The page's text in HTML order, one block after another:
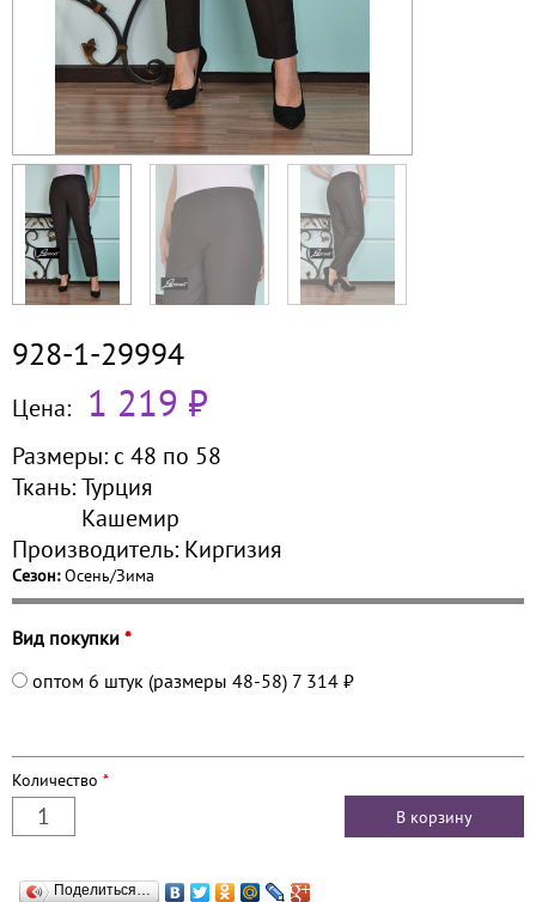
928-1-29994
Цена: 1 219 ₽
Размеры: с 48 по 58
Ткань:Турция
Кашемир
Производитель: Киргизия
Сезон:Осень/Зима
Вид покупки *
оптом 6 штук (размеры 48-58) 7 314 ₽
Количество *
Поделиться…